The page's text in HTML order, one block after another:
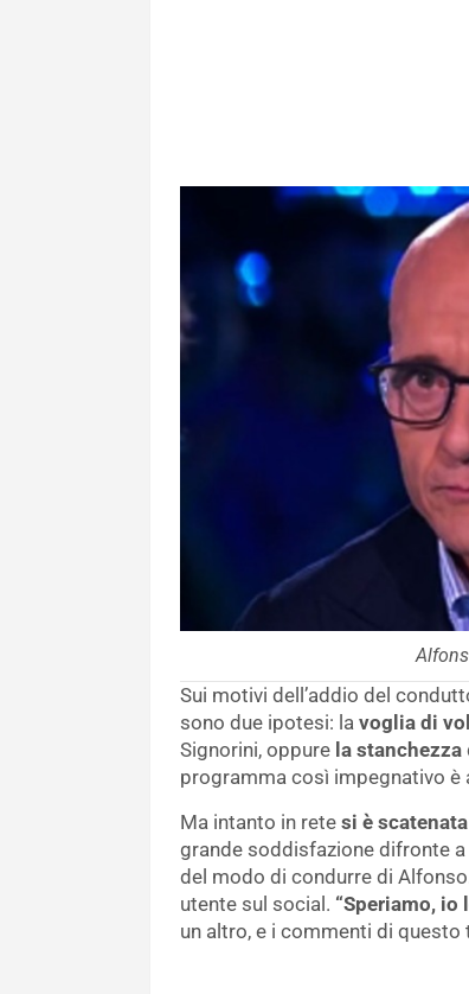
Sui motivi dell’addio del
sono due ipotesi: la voglia di
Signorini, oppure la stanchezza
programma così impegnativo è
Ma intanto in rete si è
grande soddisfazione difronte
del modo di condurre di
utente sul social. “Speriamo, io
un altro, e i commenti di questo